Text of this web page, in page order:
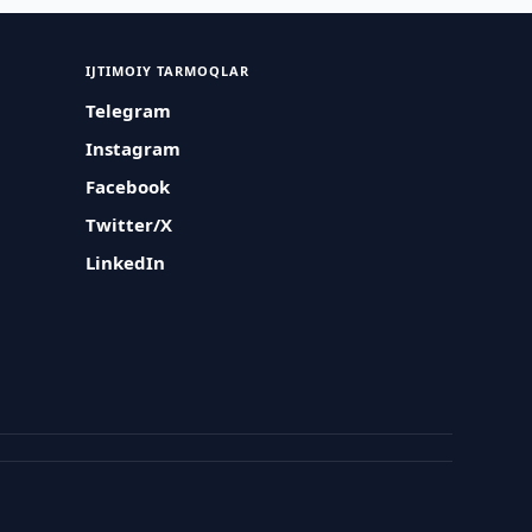
IJTIMOIY TARMOQLAR
Telegram
Instagram
Facebook
Twitter/X
LinkedIn